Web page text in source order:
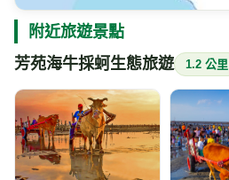
附近旅遊景點
芳苑海牛採蚵生態旅遊 1.2 公里